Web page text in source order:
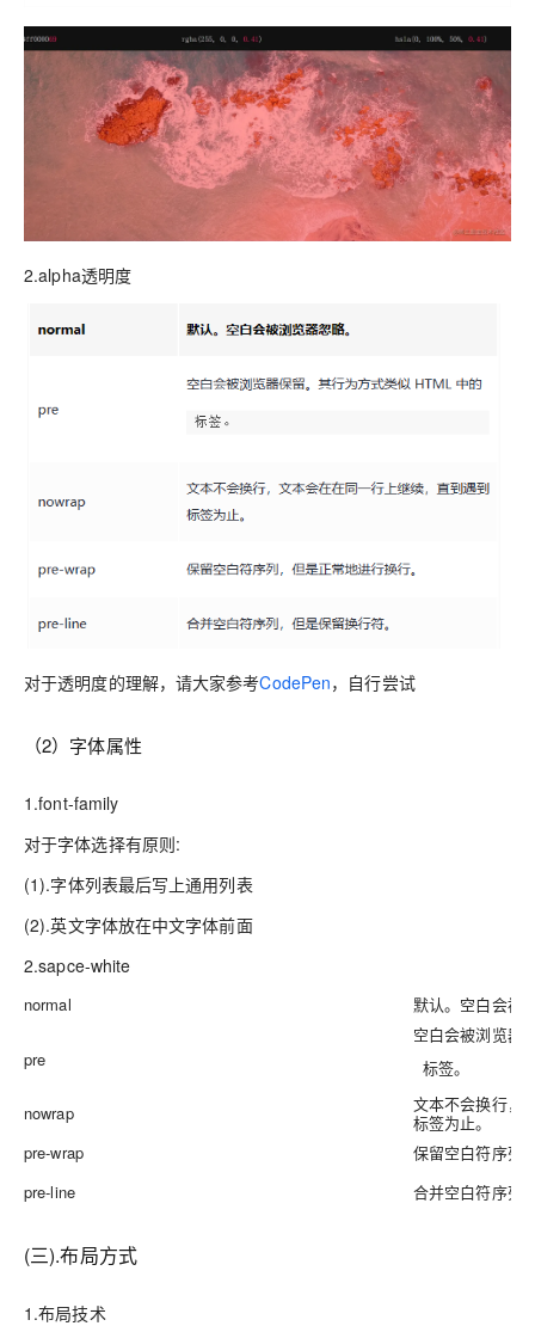
2.alpha透明度
对于透明度的理解，请大家参考CodePen，自行尝试
（2）字体属性
1.font-family
对于字体选择有原则:
(1).字体列表最后写上通用列表
(2).英文字体放在中文字体前面
2.sapce-white
normal 默认。空白会被
pre
空白会被浏览器
标签。
nowrap
文本不会换行，
标签为止。
pre-wrap
保留空白符序列
pre-line
合并空白符序列
(三).布局方式
1.布局技术